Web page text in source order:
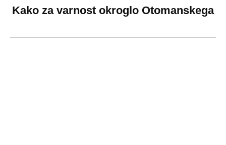
Kako za varnost okroglo Otomanskega